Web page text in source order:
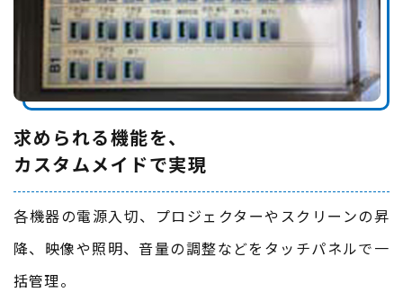
求められる機能を、
​​​​​​​カスタムメイドで実現
各機器の電源入切、プロジェクターやスクリーンの昇
降、映像や照明、音量の調整などをタッチパネルで一
括管理。